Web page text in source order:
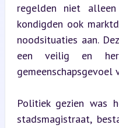
regelden niet
kondigden ook
noodsituaties aan.
een veilig en
gemeenschapsgevoel
Politiek gezien was
stadsmagistraat,